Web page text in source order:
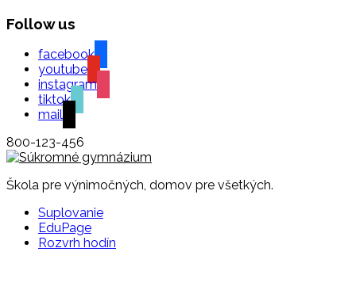
Follow us
facebook
youtube
instagram
tiktok
mail
800-123-456
Škola pre výnimočných, domov pre všetkých.
Suplovanie
EduPage
Rozvrh hodín